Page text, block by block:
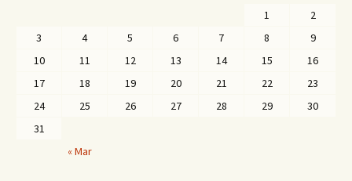
1
2
3
4 5 6 7 8
9
10
11 12 13 14 15
16
17
18 19 20 21 22
23
24
25 26 27 28 29
30
31
« Mar